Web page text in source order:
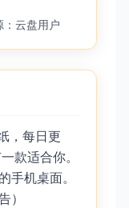
：云盘用户
，每日更
款适合你。
手机桌面。
）